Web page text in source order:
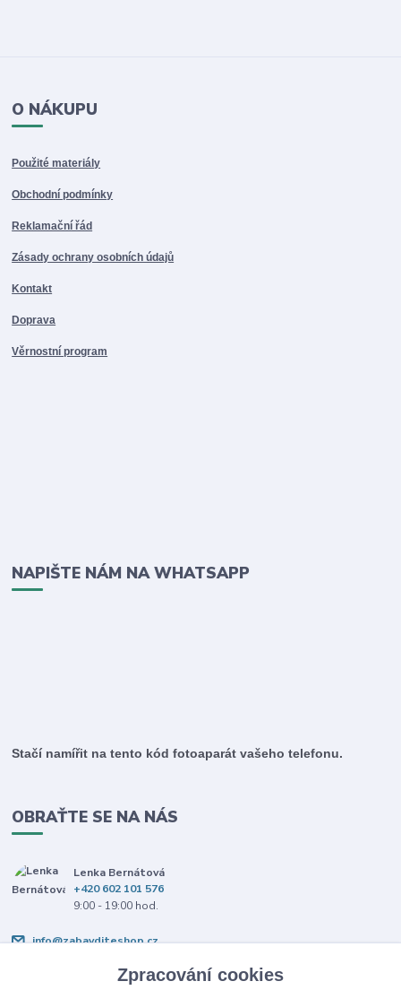
O NÁKUPU
Použité materiály
Obchodní podmínky
Reklamační řád
Zásady ochrany osobních údajů
Kontakt
Doprava
Věrnostní program
NAPIŠTE NÁM NA WHATSAPP
Stačí namířit na tento kód fotoaparát vašeho telefonu.
OBRAŤTE SE NA NÁS
Lenka Bernátová
+420 602 101 576
9:00 - 19:00 hod.
info@zabavditeshop.cz
Zpracování cookies